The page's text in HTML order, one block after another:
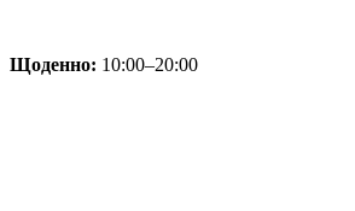
Щоденно: 10:00–20:00